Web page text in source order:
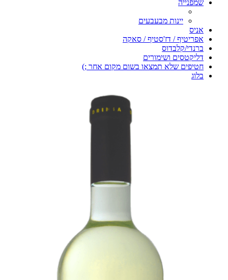
שמפנייה
יינות מבעבעים
אניס
אפריטיף / דז'סטיף / סאקה
ברנדי/קלבדוס
דליקטסים ושימורים
חטיפים שלא תמצאו בשום מקום אחר ;)
בלוג